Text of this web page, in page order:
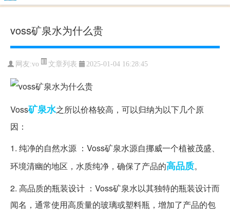
voss矿泉水为什么贵
网友:vo 文章列表 2025-01-04 16:28:45
Voss矿泉水之所以价格较高，可以归纳为以下几个原
因：
1. 纯净的自然水源 ：Voss矿泉水源自挪威一个植被茂盛、
环境清幽的地区，水质纯净，确保了产品的高品质。
2. 高品质的瓶装设计 ：Voss矿泉水以其独特的瓶装设计而
闻名，通常使用高质量的玻璃或塑料瓶，增加了产品的包